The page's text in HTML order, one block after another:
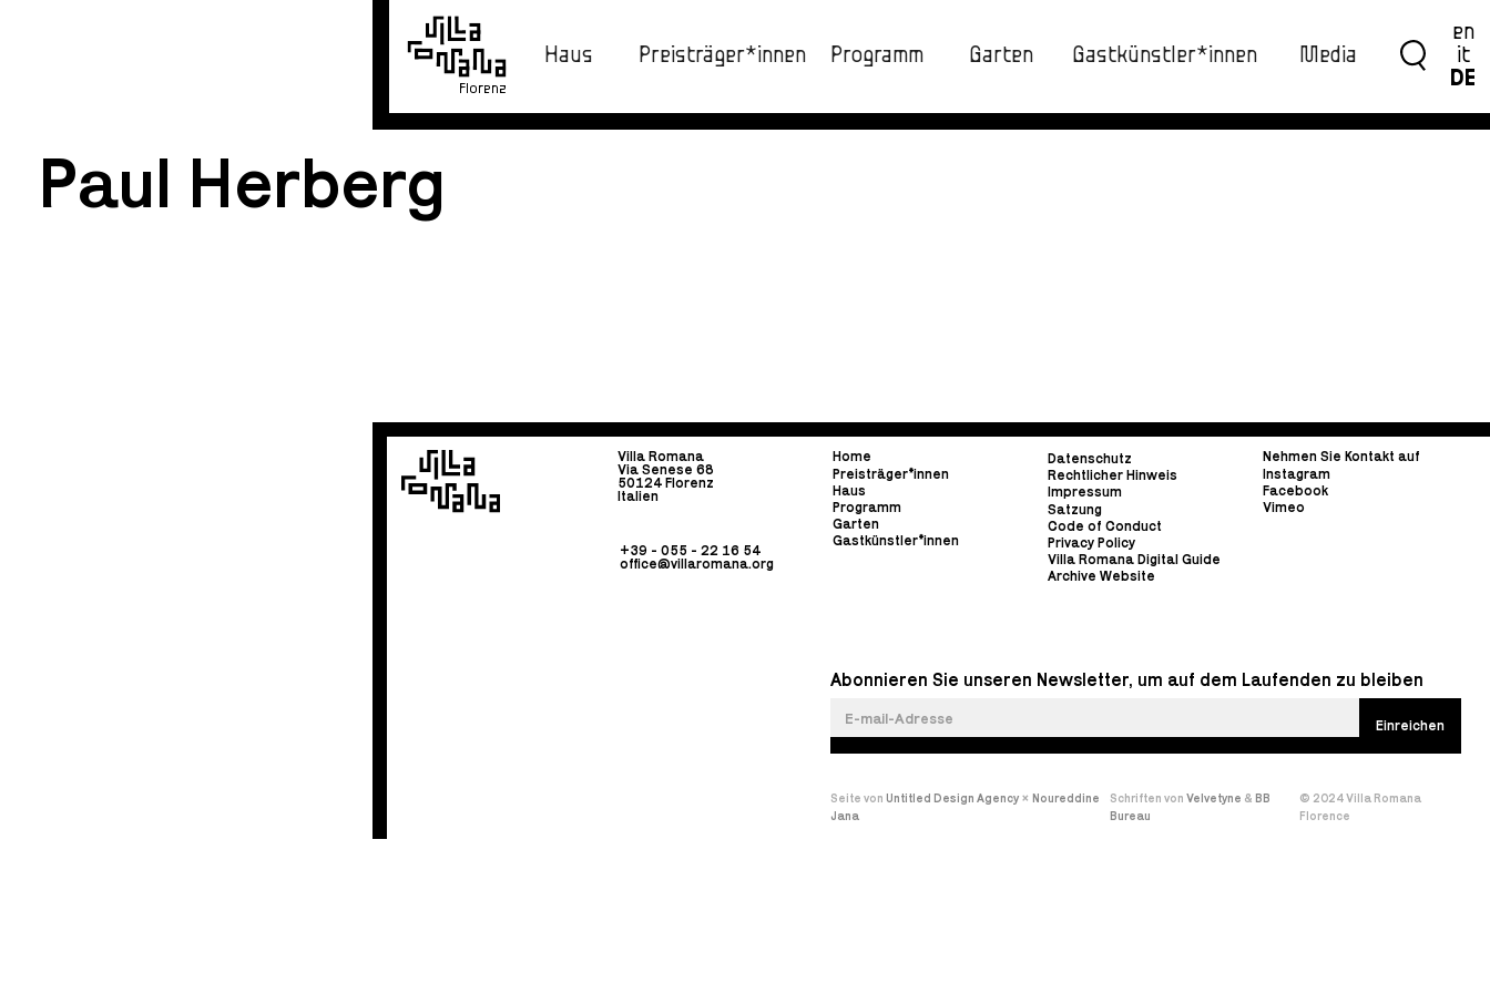
Florenz
Haus Preisträger*innen Programm Garten Gastkünstler*innen Media
en
it
DE
Paul Herberg
Villa Romana
Via Senese 68
50124 Florenz
Italien
+39 - 055 - 22 16 54
office@villaromana.org
Home
Preisträger*innen
Haus
Programm
Garten
Gastkünstler*innen
Datenschutz
Rechtlicher Hinweis
Impressum
Satzung
Code of Conduct
Privacy Policy
Villa Romana Digital Guide
Archive Website
Nehmen Sie Kontakt auf
Instagram
Facebook
Vimeo
Abonnieren Sie unseren Newsletter, um auf dem Laufenden zu bleiben
Seite von Untitled Design Agency× Noureddine
Jana
Schriften von Velvetyne & BB
Bureau
© 2024 Villa Romana
Florence